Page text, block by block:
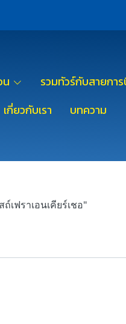
น
รวมทัวร์กับสายกา
เกี่ยวกับเรา บทความ
เฟราเอนเคียร์เชอ"